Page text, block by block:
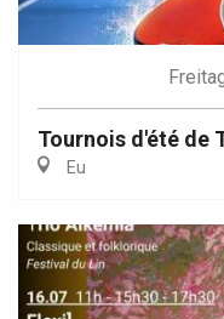
Tournois d'été de
Eu